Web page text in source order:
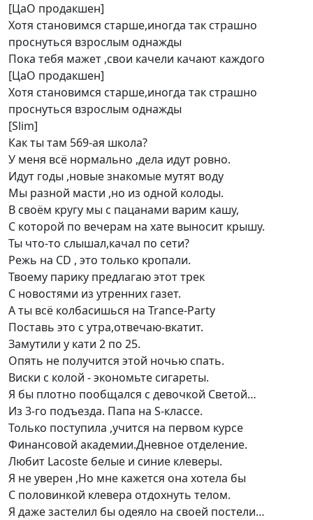
[ЦаО продакшен]
Хотя становимся старше,иногда так страшно
проснуться взрослым однажды
Пока тебя мажет ,свои качели качают каждого
[ЦаО продакшен]
Хотя становимся старше,иногда так страшно
проснуться взрослым однажды
[Slim]
Как ты там 569-ая школа?
У меня всё нормально ,дела идут ровно.
Идут годы ,новые знакомые мутят воду
Мы разной масти ,но из одной колоды.
В своём кругу мы с пацанами варим кашу,
С которой по вечерам на хате выносит крышу.
Ты что-то слышал,качал по сети?
Режь на CD , это только кропали.
Твоему парику предлагаю этот трек
С новостями из утренних газет.
А ты всё колбасишься на Trance-Party
Поставь это с утра,отвечаю-вкатит.
Замутили у кати 2 по 25.
Опять не получится этой ночью спать.
Виски с колой - экономьте сигареты.
Я бы плотно пообщался с девочкой Светой…
Из 3-го подъезда. Папа на S-классе.
Только поступила ,учится на первом курсе
Финансовой академии.Дневное отделение.
Любит Lacoste белые и синие клеверы.
Я не уверен ,Но мне кажется она хотела бы
С половинкой клевера отдохнуть телом.
Я даже застелил бы одеяло на своей постели…